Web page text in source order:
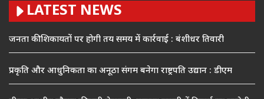
LATEST NEWS
जनता की शिकायतों पर होगी तय समय में कार्रवाई : बंशीधर तिवारी
प्रकृति और आधुनिकता का अनूठा संगम बनेगा राष्ट्रपति उद्यान : डीएम